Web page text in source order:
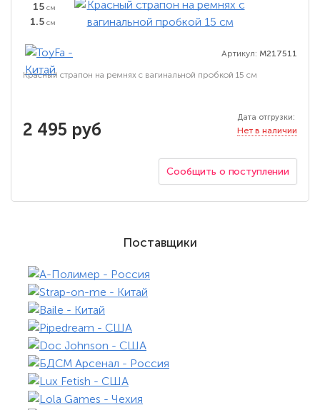
15 см
1.5 см
Артикул: M217511
Красный страпон на ремнях с вагинальной пробкой 15 см
2 495 руб
Дата отгрузки:
Нет в наличии
Сообщить о поступлении
Поставщики